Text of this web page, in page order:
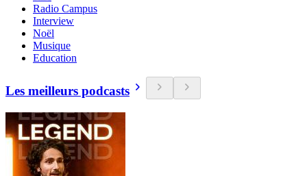
Radio Campus
Interview
Noël
Musique
Education
Les meilleurs podcasts